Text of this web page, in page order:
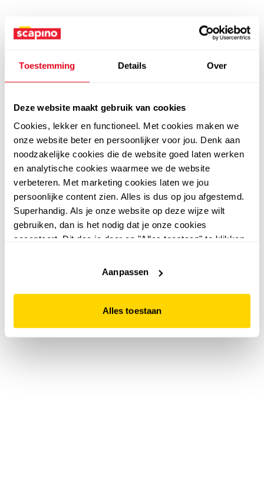
Toestemming Details Over
Deze website maakt gebruik van cookies
Cookies, lekker en functioneel. Met cookies maken we
onze website beter en persoonlijker voor jou. Denk aan
noodzakelijke cookies die de website goed laten werken
en analytische cookies waarmee we de website
verbeteren. Met marketing cookies laten we jou
persoonlijke content zien. Alles is dus op jou afgestemd.
Superhandig. Als je onze website op deze wijze wilt
gebruiken, dan is het nodig dat je onze cookies
accepteert. Dit doe je door op "Alles toestaan" te klikken.
website niet optimaal functioneert.
Aanpassen
Alles toestaan